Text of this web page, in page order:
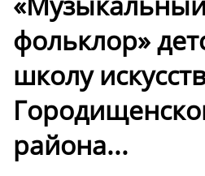
фольклор»
школу искусств
района...